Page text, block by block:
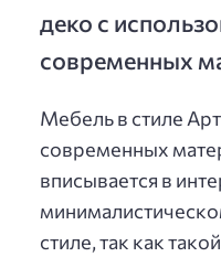
деко с
современных
Мебель в стиле
современных
вписывается в
стиле, так как